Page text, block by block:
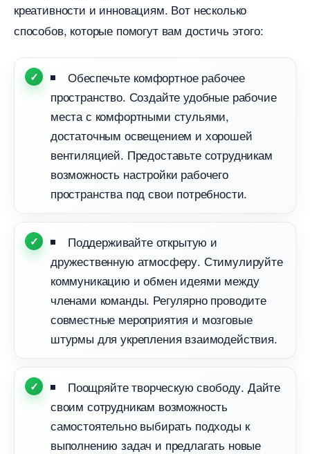
креативности и инновациям. Вот несколько
способов, которые помогут вам достичь этого:
Обеспечьте комфортное рабочее
пространство. Создайте удобные рабочие
места с комфортными стульями,
достаточным освещением и хорошей
ентиляцией. Предоставьте сотрудникам
озможность настройки рабочего
пространства под свои потребности.
Поддерживайте открытую и
дружественную атмосферу. Стимулируйте
коммуникацию и обмен идеями между
членами команды. Регулярно проводите
совместные мероприятия и мозговые
штурмы для укрепления взаимодействия.
Поощряйте творческую свободу. Дайте
своим сотрудникам возможность
самостоятельно выбирать подходы к
ыполнению задач и предлагать новые